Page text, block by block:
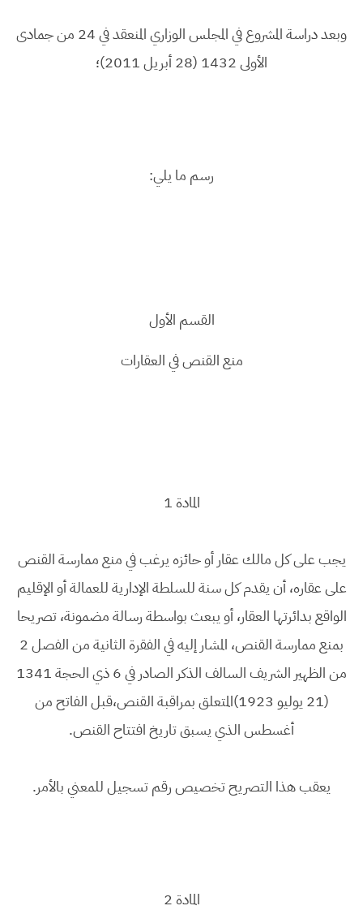
وبعد دراسة المشروع في المجلس الوزاري المنعقد في 24 من جمادى
الأولى 1432 (28 أبريل 2011)؛
رسم ما يلي:
القسم الأول
منع القنص في العقارات
المادة 1
يجب على كل مالك عقار أو حائزه يرغب في منع ممارسة القنص
على عقاره، أن يقدم كل سنة للسلطة الإدارية للعمالة أو الإقليم
الواقع بدائرتها العقار، أو يبعث بواسطة رسالة مضمونة، تصريحا
بمنع ممارسة القنص، المشار إليه في الفقرة الثانية من الفصل 2
من الظهير الشريف السالف الذكر الصادر في 6 ذي الحجة 1341
(21 يوليو 1923)المتعلق بمراقبة القنص،قبل الفاتح من
أغسطس الذي يسبق تاريخ افتتاح القنص.
يعقب هذا التصريح تخصيص رقم تسجيل للمعني بالأمر.
المادة 2